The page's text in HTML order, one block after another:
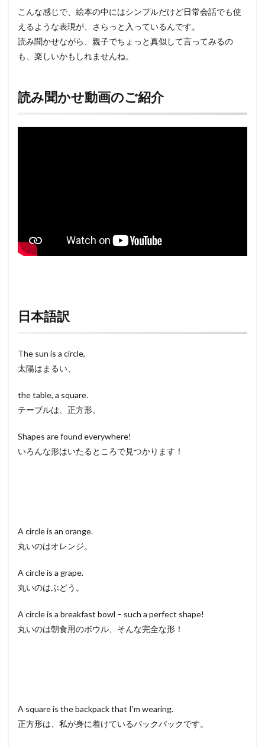
こんな感じで、絵本の中にはシンプルだけど日常会話でも使
えるような表現が、さらっと入っているんです。
読み聞かせながら、親子でちょっと真似して言ってみるの
も、楽しいかもしれませんね。
読み聞かせ動画のご紹介
日本語訳
The sun is a circle,
太陽はまるい、
the table, a square.
テーブルは、正方形。
Shapes are found everywhere!
いろんな形はいたるところで見つかります！
A circle is an orange.
丸いのはオレンジ。
A circle is a grape.
丸いのはぶどう。
A circle is a breakfast bowl – such a perfect shape!
丸いのは朝食用のボウル、そんな完全な形！
A square is the backpack that I’m wearing.
正方形は、私が身に着けているバックパックです。